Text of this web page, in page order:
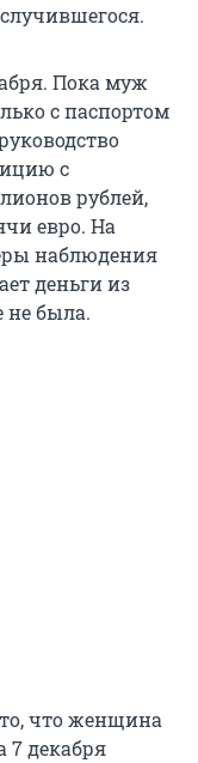
Пока муж
с паспортом
с
рублей,
евро. На
наблюдения
деньги из
не была.
что женщина
7 декабря